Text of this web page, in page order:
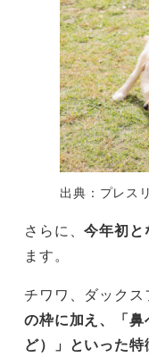
出典：プレス
さらに、今年初と
ます。
チワワ、ダック
の枠に加え、「
ど）」といった